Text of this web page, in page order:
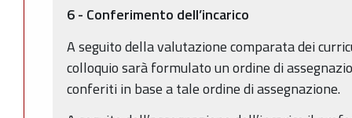
6 - Conferimento dell’incarico
A seguito della valutazione comparata dei
colloquio sarà formulato un ordine di
conferiti in base a tale ordine di assegnazione.